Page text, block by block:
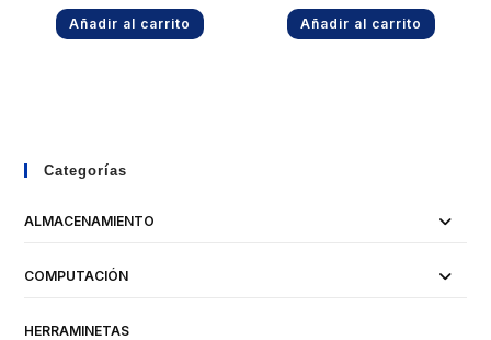
Añadir al carrito Añadir al carrito
Categorías
ALMACENAMIENTO
COMPUTACIÓN
HERRAMINETAS